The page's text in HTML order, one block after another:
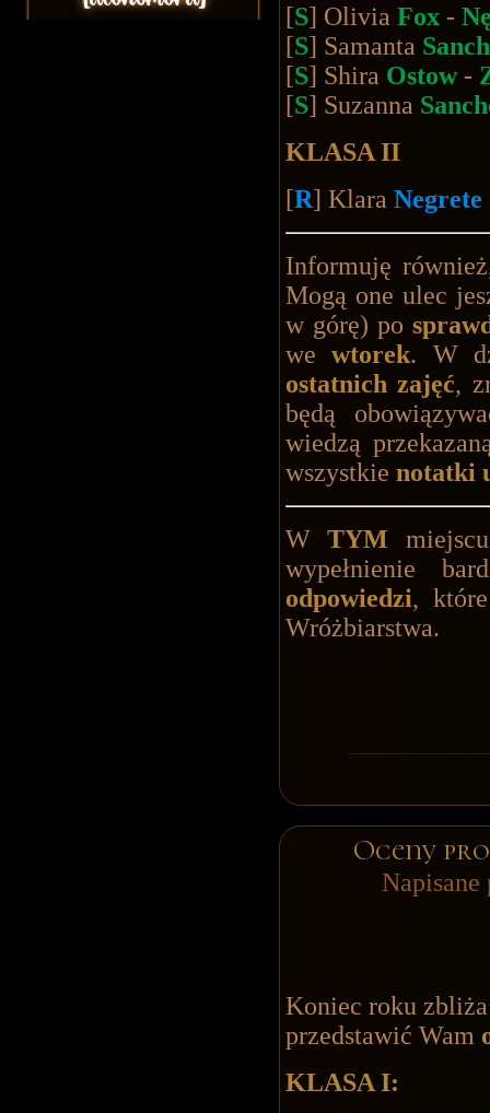
[S] Olivia Fox -
[S] Samanta
[S] Shira Ostow -
[S] Suzanna
KLASA II
[R] Klara Negrete
Informuję
Mogą one ulec
w górę) po
wewtorek. W
ostatnich zajęć,
będą
wiedzą
wszystkie notatki
WTYM
wypełnienie
odpowiedzi,
Wróżbiarstwa.
Oceny
Napisane
Koniec roku zbliża
przedstawić Wam
KLASA I: